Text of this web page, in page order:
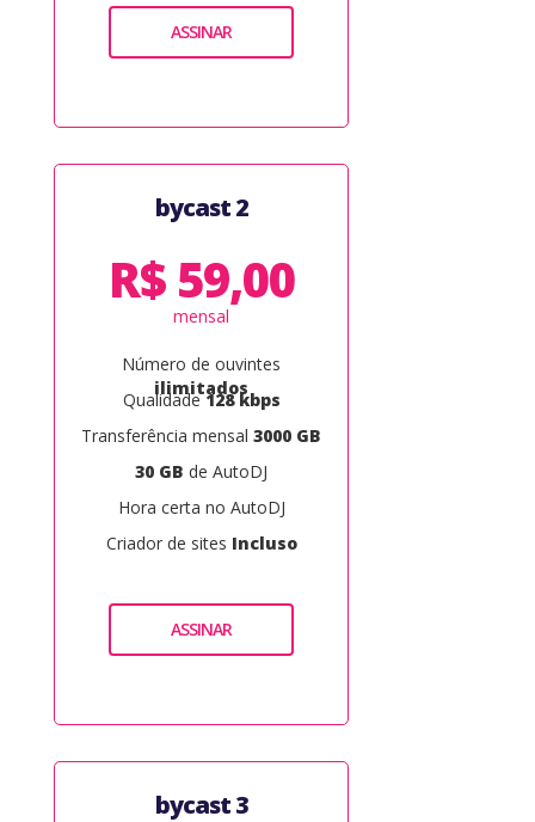
ASSINAR
bycast 2
R$ 59,00
mensal
Número de ouvintes
ilimitados
Qualidade128 kbps
Transferência mensal 3000 GB
30 GB de AutoDJ
Hora certa no AutoDJ
Criador de sites Incluso
ASSINAR
bycast 3